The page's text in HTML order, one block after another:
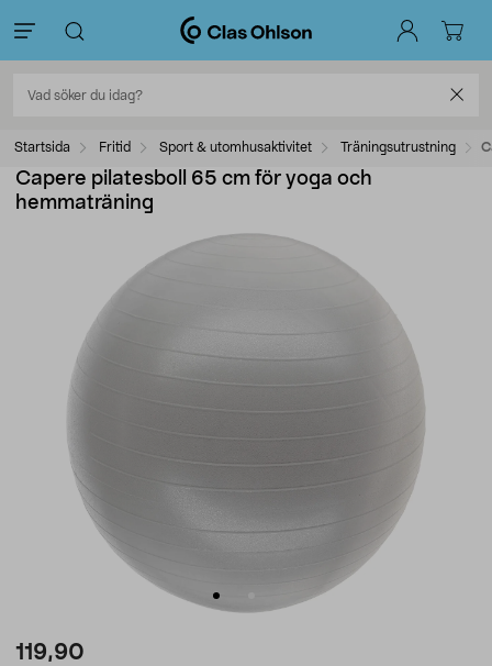
Startsida Fritid Sport & utomhusaktivitet Träningsutrustning
Capere pilatesboll 65 cm för yoga och
hemmaträning
119,90